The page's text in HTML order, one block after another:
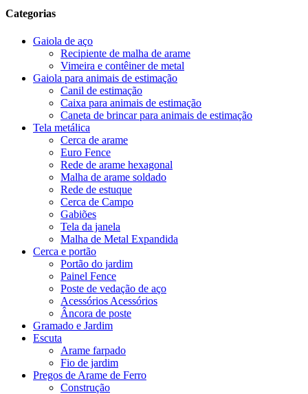
Categorias
Gaiola de aço
Recipiente de malha de arame
Vimeira e contêiner de metal
Gaiola para animais de estimação
Canil de estimação
Caixa para animais de estimação
Caneta de brincar para animais de estimação
Tela metálica
Cerca de arame
Euro Fence
Rede de arame hexagonal
Malha de arame soldado
Rede de estuque
Cerca de Campo
Gabiões
Tela da janela
Malha de Metal Expandida
Cerca e portão
Portão do jardim
Painel Fence
Poste de vedação de aço
Acessórios Acessórios
Âncora de poste
Gramado e Jardim
Escuta
Arame farpado
Fio de jardim
Pregos de Arame de Ferro
Construção